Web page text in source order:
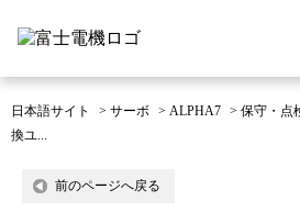
日本語サイト > サーボ > ALPHA7 > 保守・点
換ユ...
前のページへ戻る